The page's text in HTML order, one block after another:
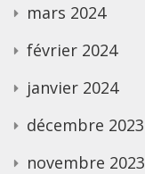
mars 2024
février 2024
janvier 2024
décembre 2023
novembre 2023